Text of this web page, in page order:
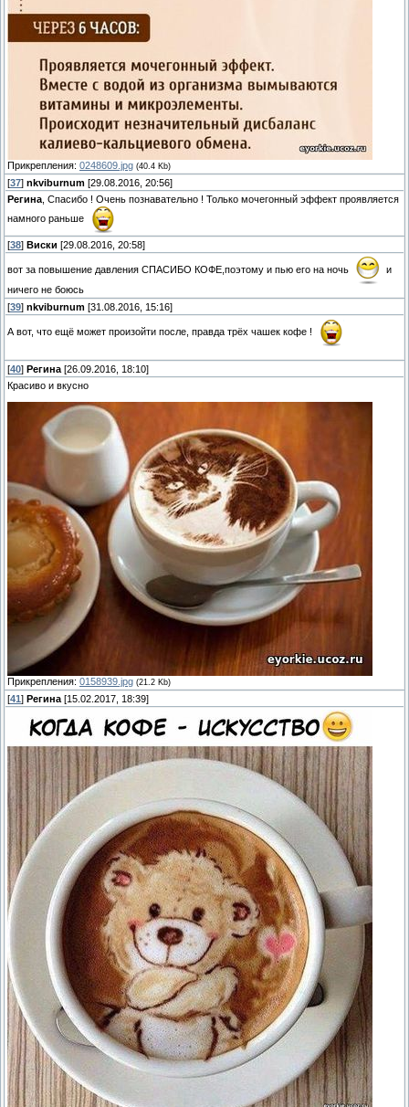
Прикрепления: 0248609.jpg (40.4 Kb)
[37] nkviburnum [29.08.2016, 20:56]
Регина , Спасибо ! Очень познавательно ! Только мочегонный эффект проявляется
намного раньше
[38] Виски [29.08.2016, 20:58]
вот за повышение давления СПАСИБО КОФЕ,поэтому и пью его на ночь
и
ничего не боюсь
[39] nkviburnum [31.08.2016, 15:16]
А вот, что ещё может произойти после, правда трёх чашек кофе !
[40] Регина [26.09.2016, 18:10]
Красиво и вкусно
Прикрепления: 0158939.jpg (21.2 Kb)
[41 ] Регина [15.02.2017, 18:39]